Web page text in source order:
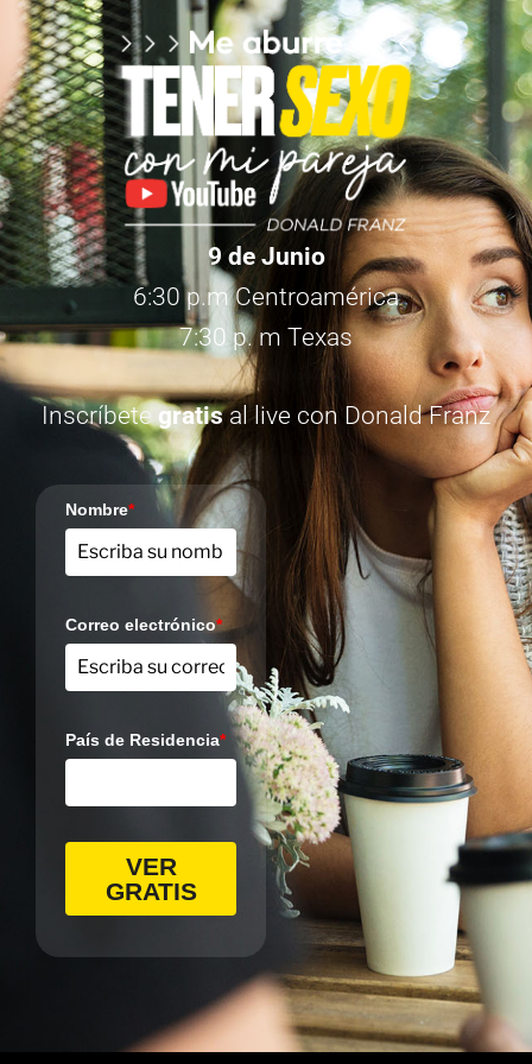
9 de Junio
6:30 p.m Centroamérica
7:30 p. m Texas
Inscríbetegratisal live con Donald Franz
Nombre*
Correo electrónico*
País de Residencia*
VER
GRATIS